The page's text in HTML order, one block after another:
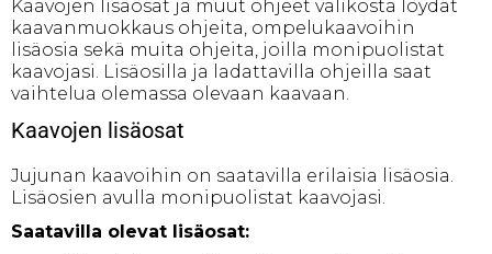
Kaavojen lisäosat ja muut ohjeet valikosta löydät
kaavanmuokkaus ohjeita, ompelukaavoihin
lisäosia sekä muita ohjeita, joilla monipuolistat
kaavojasi. Lisäosilla ja ladattavilla ohjeilla saat
vaihtelua olemassa olevaan kaavaan.
Kaavojen lisäosat
Jujunan kaavoihin on saatavilla erilaisia lisäosia.
Lisäosien avulla monipuolistat kaavojasi.
Saatavilla olevat lisäosat: